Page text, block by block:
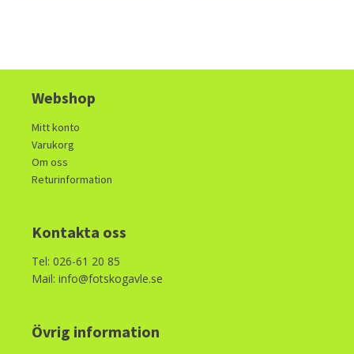
Webshop
Mitt konto
Varukorg
Om oss
Returinformation
Kontakta oss
Tel: 026-61 20 85
Mail: info@fotskogavle.se
Övrig information